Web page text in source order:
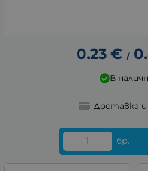
0.23 € /
В
Доставка
бр.